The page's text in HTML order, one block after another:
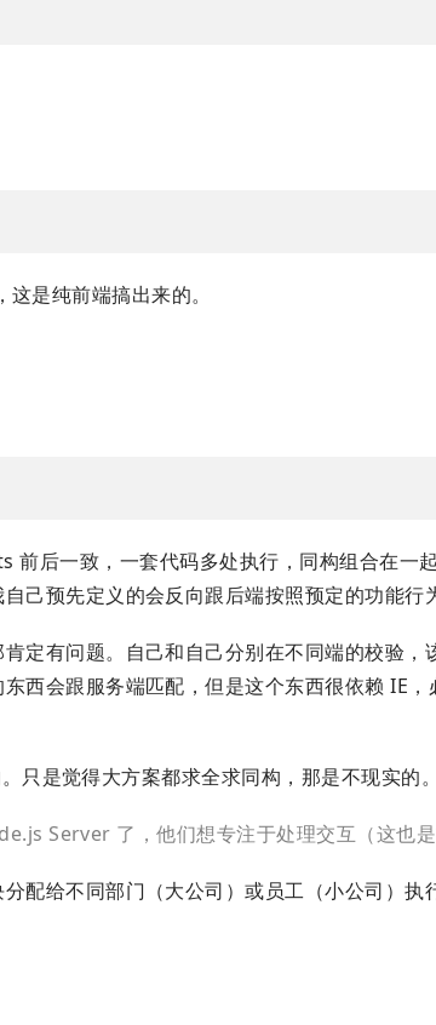
是纯前端搞出来的。
后一致，一套代码多处执行，同构组合在一
己预先定义的会反向跟后端按照预定的功能行
定有问题。自己和自己分别在不同端的校验，
西会跟服务端匹配，但是这个东西很依赖 IE
只是觉得大方案都求全求同构，那是不现实的。
Server 了，他们想专注于处理交互（这也是
配给不同部门（大公司）或员工（小公司）执